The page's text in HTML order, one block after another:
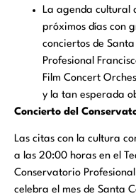
La agenda cultural
próximos días con
conciertos de Santa
Profesional
Film Concert
y la tan esperada
Concierto del
Las citas con la cultura
a las 20:00 horas en el
Conservatorio
celebra el mes de Santa